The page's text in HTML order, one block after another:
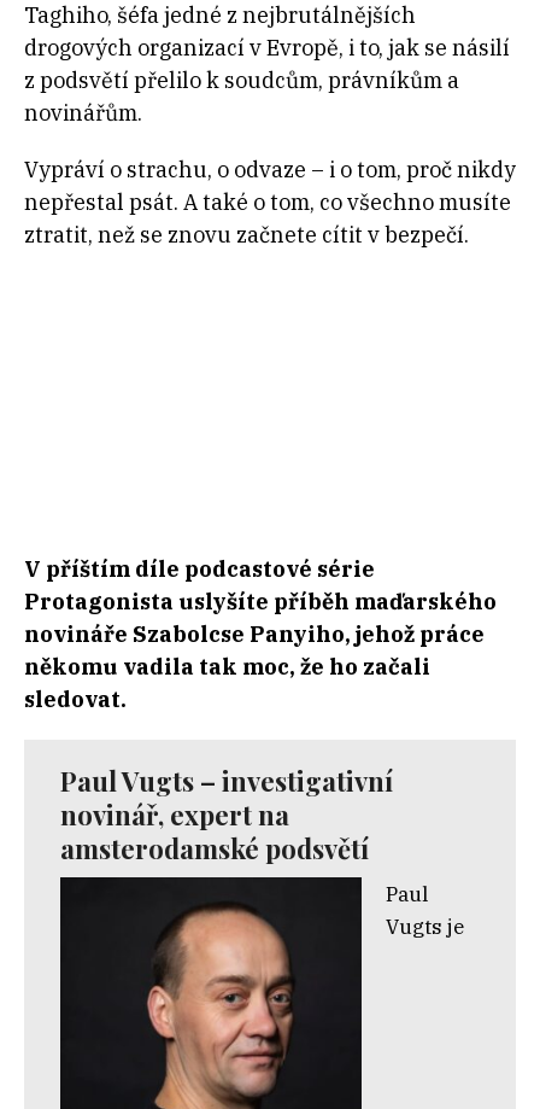
Taghiho, šéfa jedné z nejbrutálnějších
drogových organizací v Evropě, i to, jak se násilí
z podsvětí přelilo k soudcům, právníkům a
novinářům.
Vypráví o strachu, o odvaze – i o tom, proč nikdy
nepřestal psát. A také o tom, co všechno musíte
ztratit, než se znovu začnete cítit v bezpečí.
V příštím díle podcastové série
Protagonista uslyšíte příběh maďarského
novináře Szabolcse Panyiho, jehož práce
někomu vadila tak moc, že ho začali
sledovat.
Paul Vugts – investigativní
novinář, expert na
amsterodamské podsvětí
Paul
Vugts je